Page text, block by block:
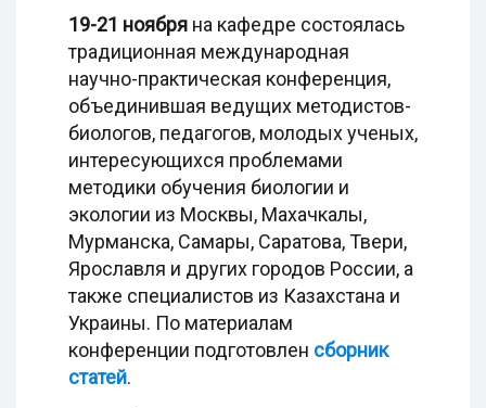
19-21 ноября на кафедре состоялась
традиционная международная
научно-практическая конференция,
объединившая ведущих методистов-
биологов, педагогов, молодых ученых,
интересующихся проблемами
методики обучения биологии и
экологии из Москвы, Махачкалы,
Мурманска, Самары, Саратова, Твери,
Ярославля и других городов России, а
также специалистов из Казахстана и
Украины. По материалам
конференции подготовлен сборник
статей.